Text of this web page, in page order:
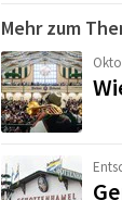
Mehr zum